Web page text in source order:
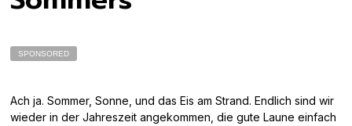
SPONSORED
Ach ja. Sommer, Sonne, und das Eis am Strand. Endlich sind wir
wieder in der Jahreszeit angekommen, die gute Laune einfach